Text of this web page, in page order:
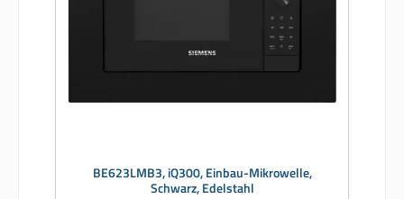
BE623LMB3, iQ300, Einbau-Mikrowelle,
Schwarz, Edelstahl